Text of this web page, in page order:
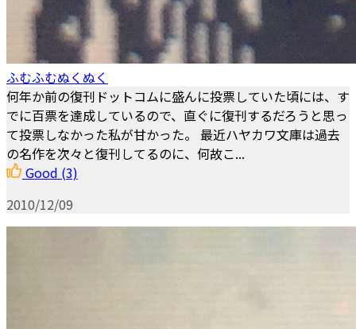
ふむふむぬくぬく
何年か前の復刊ドットコムに盛んに投票していた頃には、す
でに百票を達成しているので、直ぐに復刊するだろうと思っ
て投票しなかった私が甘かった。 最近ハヤカワ文庫は過去
の名作を次々と復刊してるのに、何故こ...
Good (3)
2010/12/09